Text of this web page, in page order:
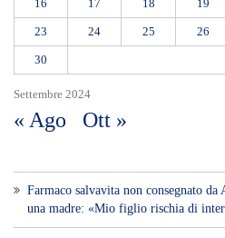
Settembre 2024
16 17 18 19
23 24 25 26
30
« Ago Ott »
Farmaco salvavita non consegnato
una madre: «Mio figlio rischia di